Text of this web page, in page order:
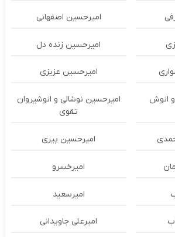
امیرحسین اصفهانی
امیرحسین زنده دل
امیرحسین عزیزی
انوش
امیرحسین نوشالی و انوشیروان
تقوی
امیرحسین پیری
امیرخسرو
امیرسعید
امیرعلی جاویدانی